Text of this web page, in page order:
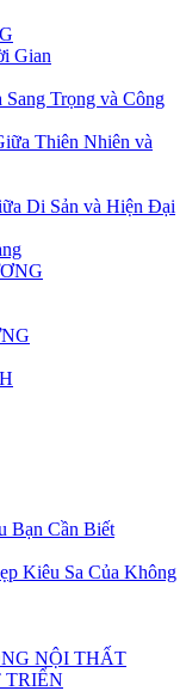
Gian
Trọng và Công
Thiên Nhiên và
Di Sản và Hiện Đại
Bạn Cần Biết
Kiêu Sa Của Không
NỘI THẤT